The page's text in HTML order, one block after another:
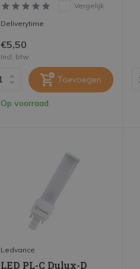
Vergelijk
Deliverytime
€5,50
Incl. btw
Toevoegen
Op voorraad
Ledvance
LED PL-C Dulux-D